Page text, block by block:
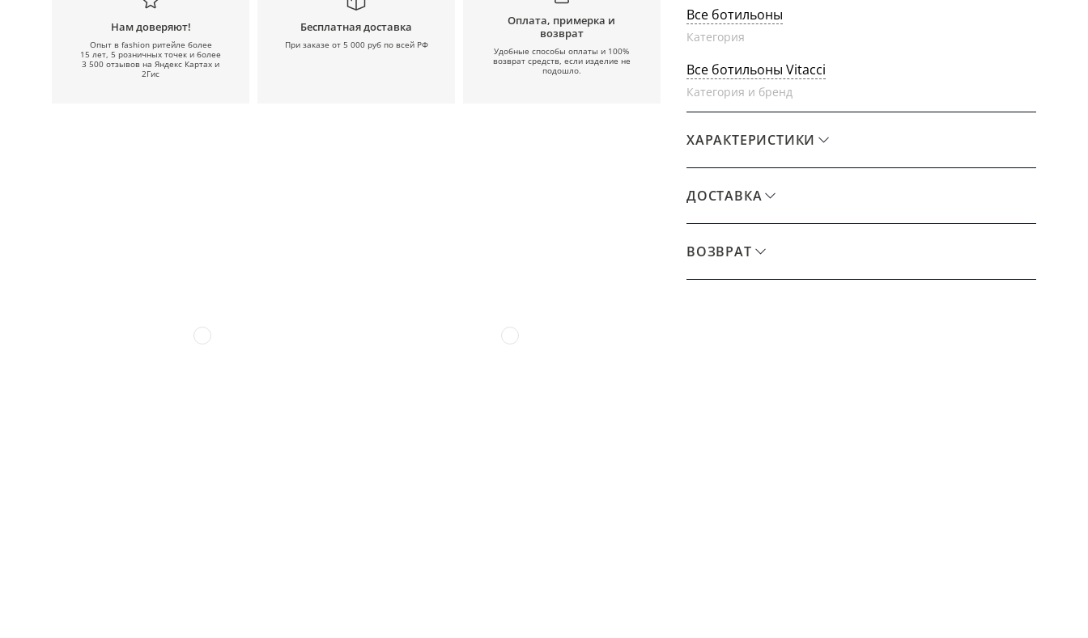
Нам доверяют!
Опыт в fashion ритейле более
15 лет, 5 розничных точек и более
3 500 отзывов на Яндекс Картах и
2Гис
Бесплатная доставка
При заказе от 5 000 руб по всей РФ
Оплата, примерка и
возврат
Удобные способы оплаты и 100%
возврат средств, если изделие не
подошло.
Все ботильоны
Категория
Все ботильоны Vitacci
Категория и бренд
ХАРАКТЕРИСТИКИ
ДОСТАВКА
ВОЗВРАТ